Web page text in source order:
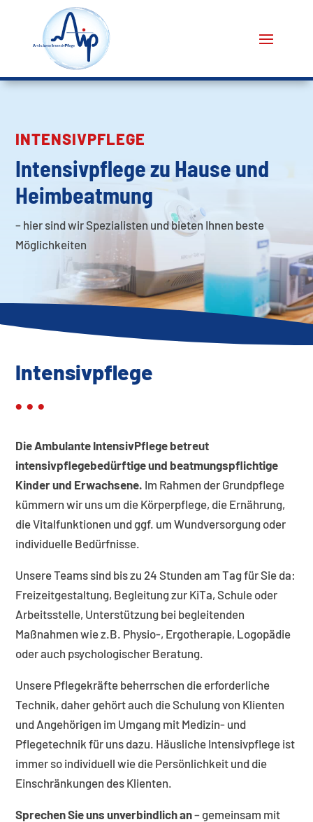
INTENSIVPFLEGE
Intensivpflege zu Hause und
Heimbeatmung
– hier sind wir Spezialisten und bieten Ihnen beste
Möglichkeiten
Intensivpflege
• • •
Die Ambulante IntensivPflege betreut
intensivpflegebedürftige und beatmungspflichtige
Kinder und Erwachsene. Im Rahmen der Grundpflege
kümmern wir uns um die Körperpflege, die Ernährung,
die Vitalfunktionen und ggf. um Wundversorgung oder
individuelle Bedürfnisse.
Unsere Teams sind bis zu 24 Stunden am Tag für Sie da:
Freizeitgestaltung, Begleitung zur KiTa, Schule oder
Arbeitsstelle, Unterstützung bei begleitenden
Maßnahmen wie z.B. Physio-, Ergotherapie, Logopädie
oder auch psychologischer Beratung.
Unsere Pflegekräfte beherrschen die erforderliche
Technik, daher gehört auch die Schulung von Klienten
und Angehörigen im Umgang mit Medizin- und
Pflegetechnik für uns dazu. Häusliche Intensivpflege ist
immer so individuell wie die Persönlichkeit und die
Einschränkungen des Klienten.
Sprechen Sie uns unverbindlich an– gemeinsam mit